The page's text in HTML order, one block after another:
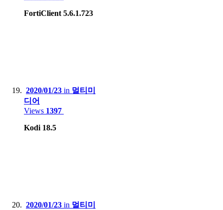
FortiClient 5.6.1.723
2020/01/23 in 멀티미
디어
Views 1397
Kodi 18.5
2020/01/23 in 멀티미